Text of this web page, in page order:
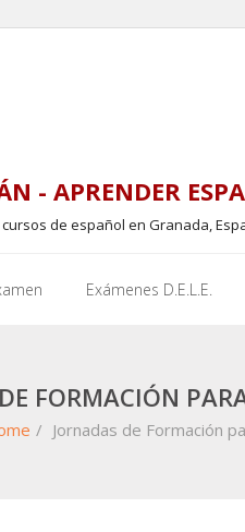
- APRENDER
de español en Granada,
Exámenes D.E.L.E.
FORMACIÓN
/ Jornadas de Formación